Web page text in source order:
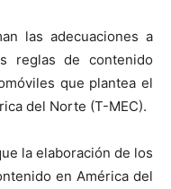
las adecuaciones a
reglas de contenido
que plantea el
del Norte (T-MEC).
la elaboración de los
en América del